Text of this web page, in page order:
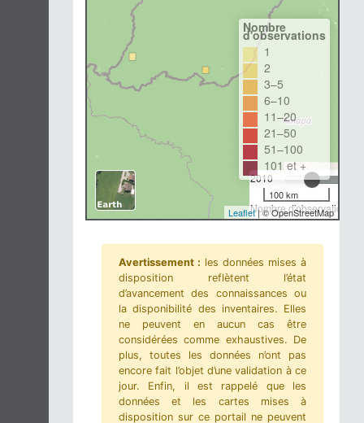
2010
Nombre d'observations-
Nombre
d'observations
1
2
3–5
6–10
11–20
21–50
51–100
101 et +
100 km
Leaflet| © OpenStreetMap
Avertissement : les données mises à
disposition reflètent l’état
d’avancement des connaissances ou
la disponibilité des inventaires. Elles
ne peuvent en aucun cas être
considérées comme exhaustives. De
plus, toutes les données n’ont pas
encore fait l’objet d’une validation à ce
jour. Enfin, il est rappelé que les
données et les cartes mises à
disposition sur ce portail ne peuvent